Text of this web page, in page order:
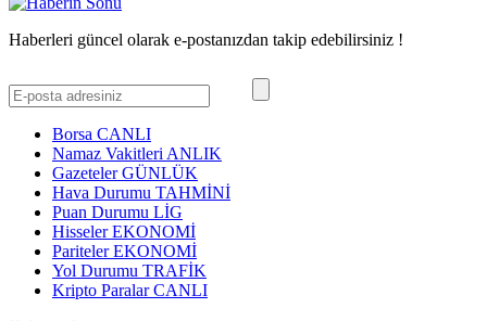
Haberleri güncel olarak e-postanızdan takip edebilirsiniz !
Borsa CANLI
Namaz VakitleriANLIK
GazetelerGÜNLÜK
Hava Durumu TAHMİNİ
Puan Durumu LİG
HisselerEKONOMİ
ParitelerEKONOMİ
Yol Durumu TRAFİK
Kripto ParalarCANLI